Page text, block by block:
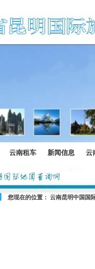
云南租车 新闻信息 云
您现在的位置： 云南昆明中国国